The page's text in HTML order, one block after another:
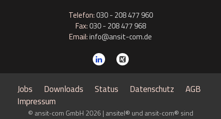
Telefon:030 - 208 477 960
Fax:030 - 208 477 968
Email:info@ansit-com.de
Jobs Downloads Status Datenschutz
AGB
Impressum
© ansit-com GmbH 2026 | ansitel® und ansit-com® sind